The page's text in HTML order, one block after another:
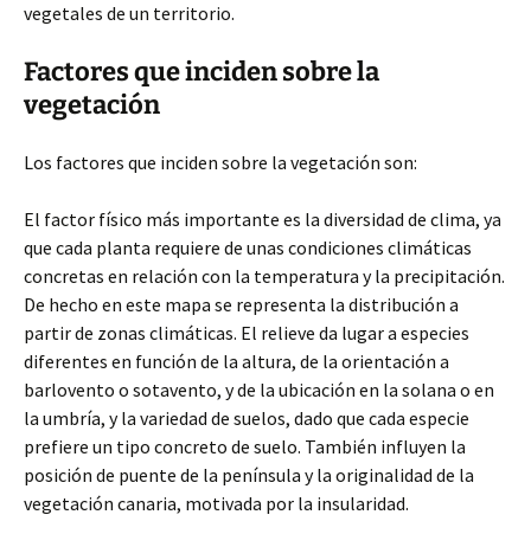
vegetales de un territorio.
Factores que inciden sobre la
vegetación
Los factores que inciden sobre la vegetación son:
El factor físico más importante es la diversidad de clima, ya
que cada planta requiere de unas condiciones climáticas
concretas en relación con la temperatura y la precipitación.
De hecho en este mapa se representa la distribución a
partir de zonas climáticas. El relieve da lugar a especies
diferentes en función de la altura, de la orientación a
barlovento o sotavento, y de la ubicación en la solana o en
la umbría, y la variedad de suelos, dado que cada especie
prefiere un tipo concreto de suelo. También influyen la
posición de puente de la península y la originalidad de la
vegetación canaria, motivada por la insularidad.